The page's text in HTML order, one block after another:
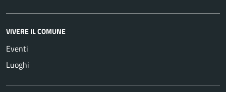
VIVERE IL COMUNE
Eventi
Luoghi